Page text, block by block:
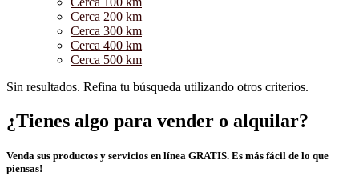
Cerca 200 km
Cerca 300 km
Cerca 400 km
Cerca 500 km
Sin resultados. Refina tu búsqueda utilizando otros criterios.
¿Tienes algo para vender o alquilar?
Venda sus productos y servicios en línea GRATIS. Es más fácil de lo que
piensas!